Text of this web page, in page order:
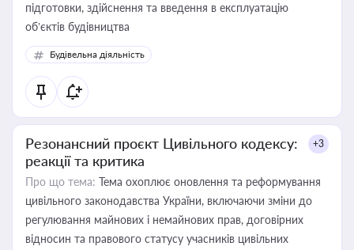
підготовки, здійснення та введення в експлуатацію
об’єктів будівництва
Будівельна діяльність
Резонансний проєкт Цивільного кодексу:
реакції та критика
+3
Про що тема: Тема охоплює оновлення та реформування
цивільного законодавства України, включаючи зміни до
регулювання майнових і немайнових прав, договірних
відносин та правового статусу учасників цивільних